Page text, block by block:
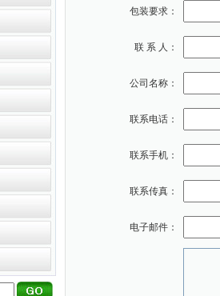
包装要求：
联 系 人：
公司名称：
联系电话：
联系手机：
联系传真：
电子邮件：